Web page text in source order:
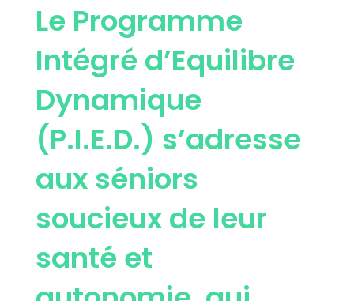
Le Programme
Intégré d’Equilibre
Dynamique
(P.I.E.D.) s’adresse
aux séniors
soucieux de leur
santé et